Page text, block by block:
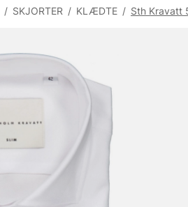
/ SKJORTER / KLÆDTE / Sth Kravatt